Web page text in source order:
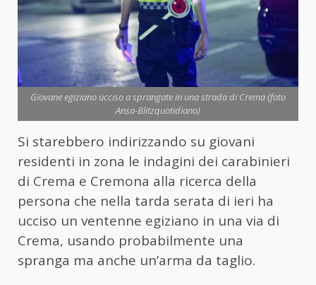
Giovane egiziano ucciso a sprangate in una strada di Crema (foto
Ansa-Blitzquotidiano)
Si starebbero indirizzando su giovani
residenti in zona le indagini dei carabinieri
di Crema e Cremona alla ricerca della
persona che nella tarda serata di ieri ha
ucciso un ventenne egiziano in una via di
Crema, usando probabilmente una
spranga ma anche un’arma da taglio.